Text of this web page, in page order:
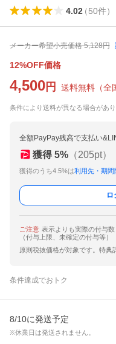
4.02（50件）
メーカー希望小売価格 5,128円
12%OFF価格
4,500 円 送料無料 （全
条件により送料が異なる場合があり
全額PayPay残高で支払い
獲得 5% （205pt）
獲得のうち4.5%は利用先・期間
ロ
ご注意 表示よりも実際の付与
（付与上限、未確定の付与等）
原則税抜価格が対象です。特典
条件達成でおトク
8/10に発送予定
※休業日は発送されません。